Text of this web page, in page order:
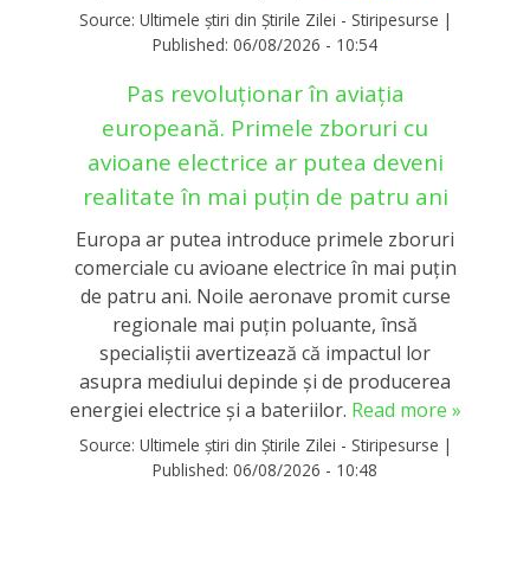
Source: Ultimele știri din Știrile Zilei - Stiripesurse |
Published: 06/08/2026 - 10:54
Pas revoluționar în aviația
europeană. Primele zboruri cu
avioane electrice ar putea deveni
realitate în mai puțin de patru ani
Europa ar putea introduce primele zboruri
comerciale cu avioane electrice în mai puțin
de patru ani. Noile aeronave promit curse
regionale mai puțin poluante, însă
specialiștii avertizează că impactul lor
asupra mediului depinde și de producerea
energiei electrice și a bateriilor. Read more »
Source: Ultimele știri din Știrile Zilei - Stiripesurse |
Published: 06/08/2026 - 10:48